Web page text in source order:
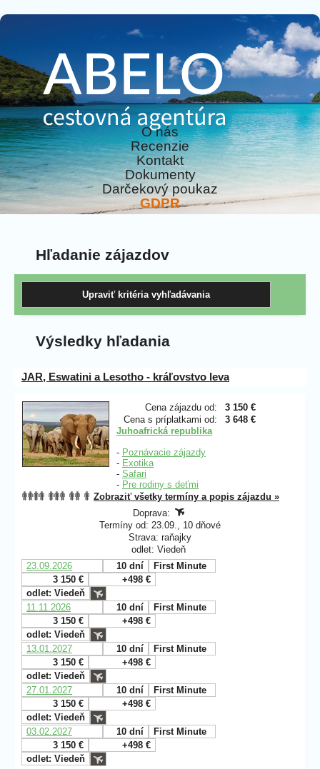
O nás
Recenzie
Kontakt
Dokumenty
Darčekový poukaz
GDPR
Hľadanie zájazdov
Výsledky hľadania
JAR, Eswatini a Lesotho - kráľovstvo leva
Cena zájazdu od:
3 150 €
Cena s príplatkami od:
3 648 €
Juhoafrická republika
- Poznávacie zájazdy
- Exotika
- Safari
- Pre rodiny s deťmi
Zobraziť všetky termíny a popis zájazdu »
Doprava:
Termíny od: 23.09., 10 dňové
Strava: raňajky
odlet: Viedeň
23.09.2026
10 dní
First Minute
3 150 €
+498 €
odlet: Viedeň
11.11.2026
10 dní
First Minute
3 150 €
+498 €
odlet: Viedeň
13.01.2027
10 dní
First Minute
3 150 €
+498 €
odlet: Viedeň
27.01.2027
10 dní
First Minute
3 150 €
+498 €
odlet: Viedeň
03.02.2027
10 dní
First Minute
3 150 €
+498 €
odlet: Viedeň